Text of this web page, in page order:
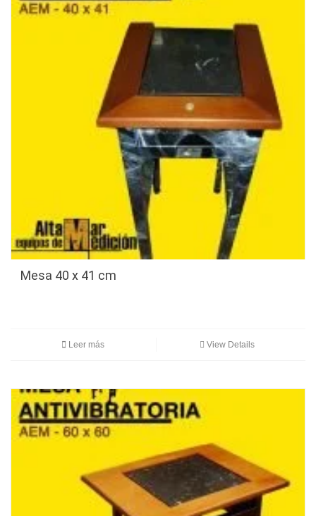
Mesa 40 x 41 cm
Leer más View Details